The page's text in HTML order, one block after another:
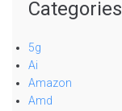
Categories
5g
Ai
Amazon
Amd